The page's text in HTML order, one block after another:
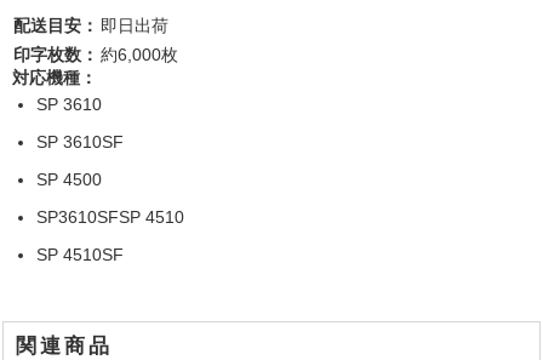
配送目安： 即日出荷
印字枚数： 約6,000枚
対応機種：
SP 3610
SP 3610SF
SP 4500
SP3610SFSP 4510
SP 4510SF
関連商品